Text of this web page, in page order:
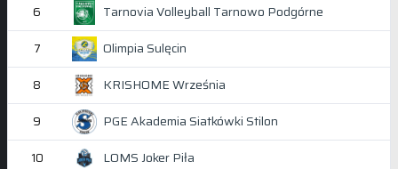
6 Tarnovia Volleyball Tarnowo Podgórne
7 Olimpia Sulęcin
8 KRISHOME Września
9 PGE Akademia Siatkówki Stilon
10 LOMS Joker Piła